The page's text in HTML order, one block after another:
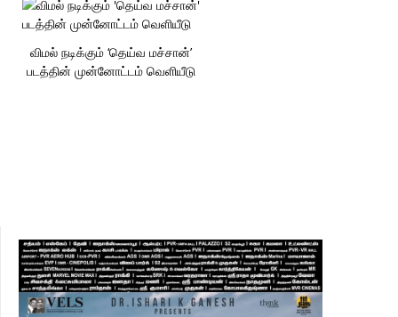
விமல் நடிக்கும் ‘தெய்வ மச்சான்’
படத்தின் முன்னோட்டம் வெளியீடு